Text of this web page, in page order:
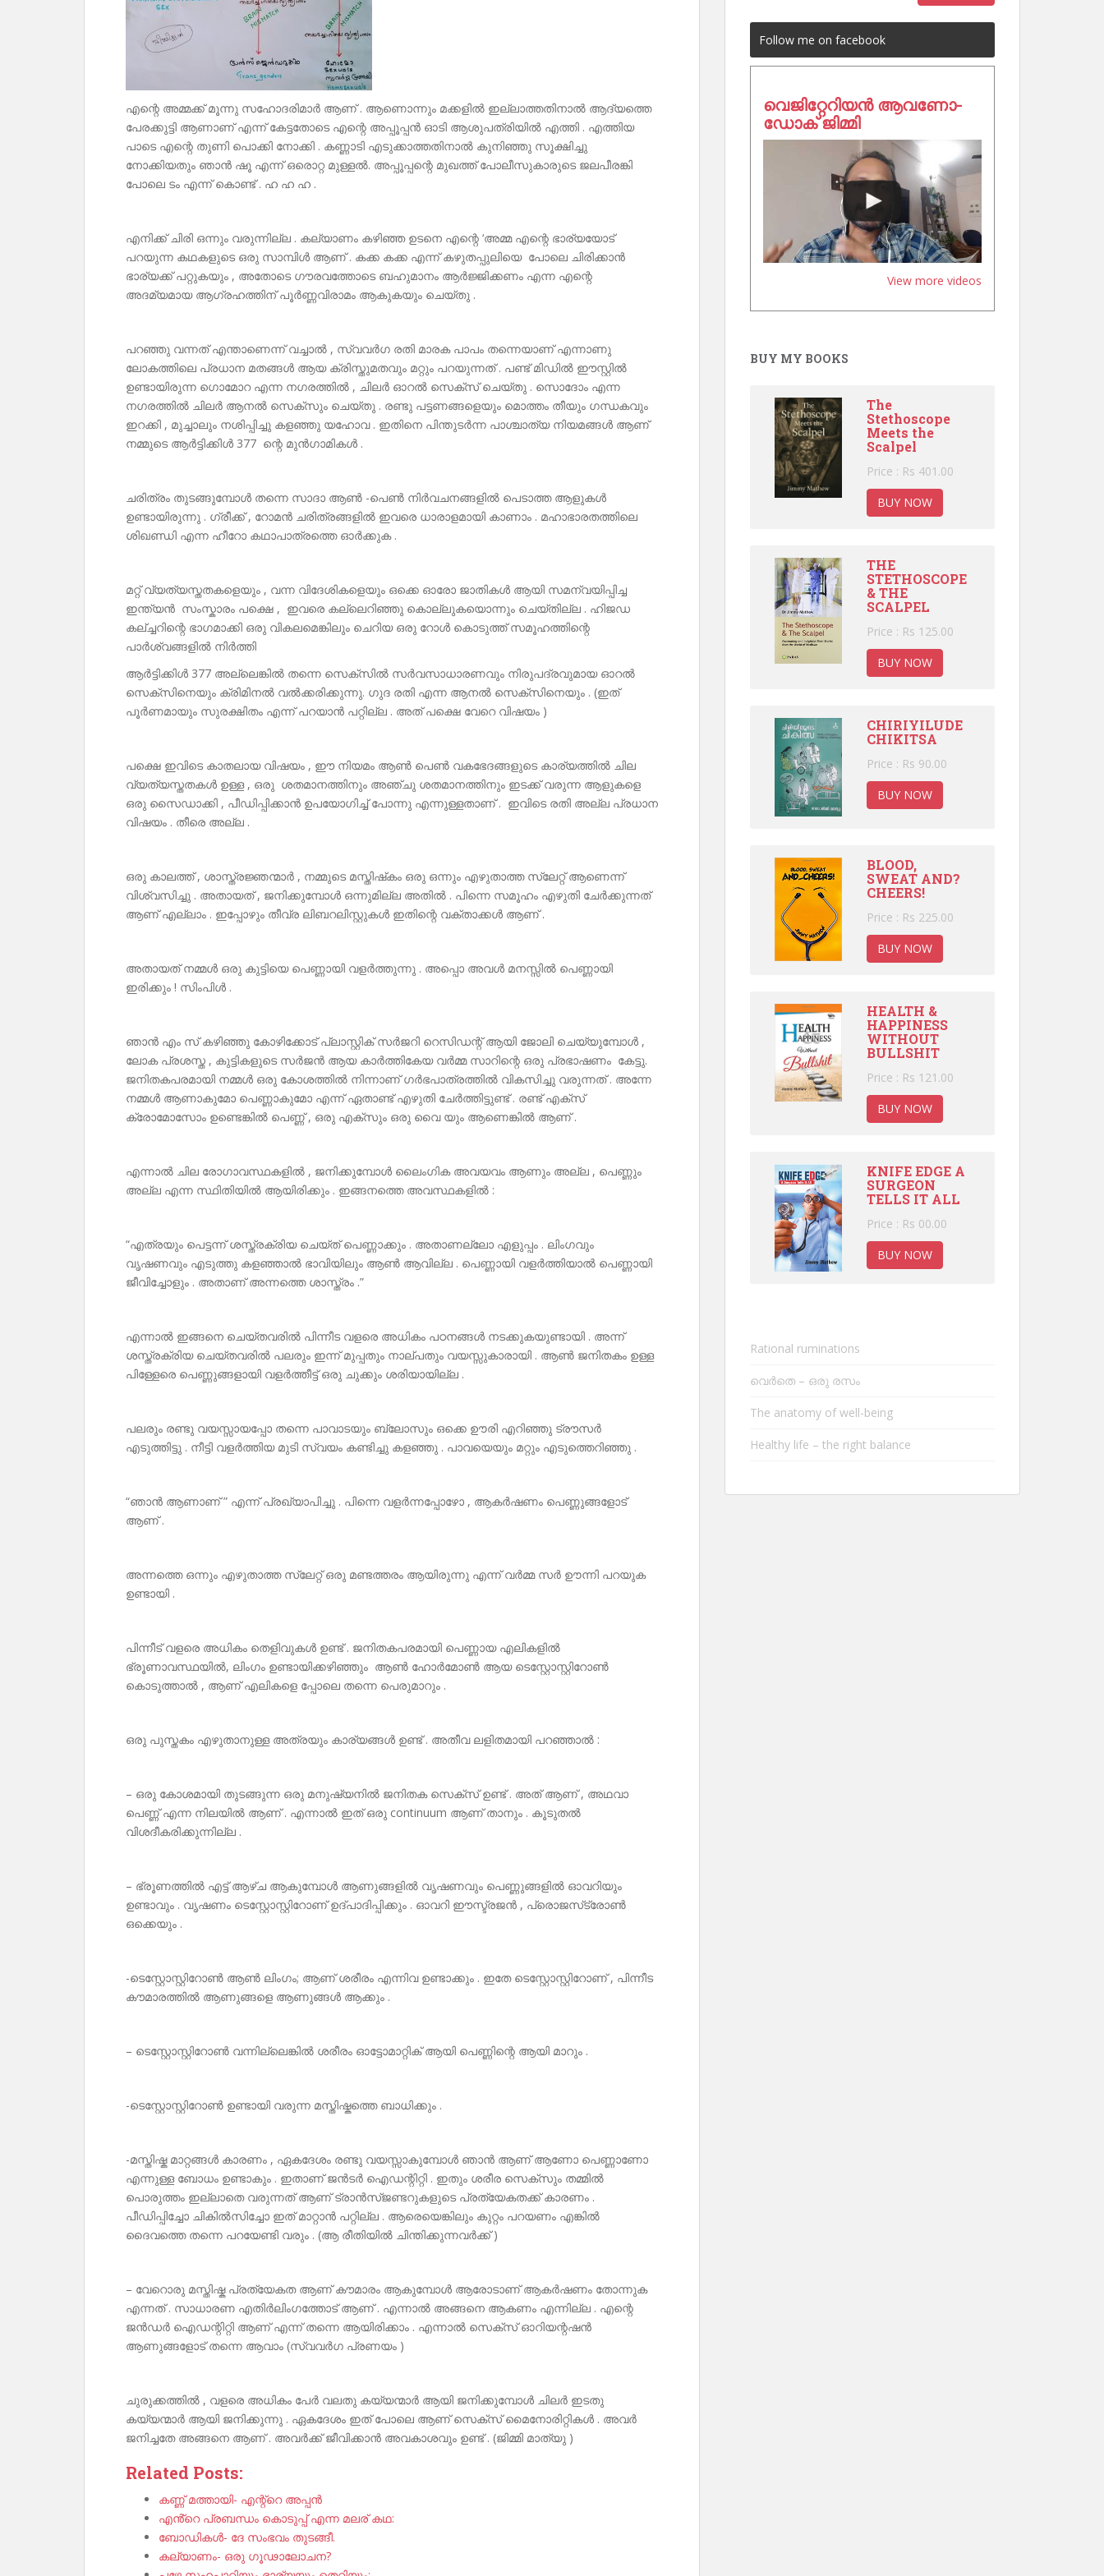
എന്റെ അമ്മക്ക് മൂന്നു സഹോദരിമാർ ആണ് . ആണൊന്നും മക്കളിൽ ഇല്ലാത്തതിനാൽ ആദ്യത്തെ
പേരക്കുട്ടി ആണാണ് എന്ന് കേട്ടതോടെ എന്റെ അപ്പൂപ്പൻ ഓടി ആശുപത്രിയിൽ എത്തി . എത്തിയ
പാടെ എന്റെ തുണി പൊക്കി നോക്കി . കണ്ണാടി എടുക്കാത്തതിനാൽ കുനിഞ്ഞു സൂക്ഷിച്ചു
നോക്കിയതും ഞാൻ ഷൂ എന്ന് ഒരൊറ്റ മുള്ളൽ. അപ്പൂപ്പന്റെ മുഖത്ത് പോലീസുകാരുടെ ജലപീരങ്കി
പോലെ ടം എന്ന് കൊണ്ട് . ഹ ഹ ഹ .
എനിക്ക് ചിരി ഒന്നും വരുന്നില്ല . കല്യാണം കഴിഞ്ഞ ഉടനെ എന്റെ ‘അമ്മ എന്റെ ഭാര്യയോട്
പറയുന്ന കഥകളുടെ ഒരു സാമ്പിൾ ആണ് . കക്ക കക്ക എന്ന് കഴുതപ്പുലിയെ പോലെ ചിരിക്കാൻ
ഭാര്യക്ക് പറ്റുകയും , അതോടെ ഗൗരവത്തോടെ ബഹുമാനം ആർജ്ജിക്കണം എന്ന എന്റെ
അദമ്യമായ ആഗ്രഹത്തിന് പൂർണ്ണവിരാമം ആകുകയും ചെയ്തു .
പറഞ്ഞു വന്നത് എന്താണെന്ന് വച്ചാൽ , സ്വവർഗ രതി മാരക പാപം തന്നെയാണ് എന്നാണു
ലോകത്തിലെ പ്രധാന മതങ്ങൾ ആയ ക്രിസ്തുമതവും മറ്റും പറയുന്നത് . പണ്ട് മിഡിൽ ഈസ്റ്റിൽ
ഉണ്ടായിരുന്ന ഗൊമോറ എന്ന നഗരത്തിൽ , ചിലർ ഓറൽ സെക്സ് ചെയ്തു . സൊദോം എന്ന
നഗരത്തിൽ ചിലർ ആനൽ സെക്‌സും ചെയ്തു . രണ്ടു പട്ടണങ്ങളെയും മൊത്തം തീയും ഗന്ധകവും
ഇറക്കി , മുച്ചാലും നശിപ്പിച്ചു കളഞ്ഞു യഹോവ . ഇതിനെ പിന്തുടർന്ന പാശ്ചാത്യ നിയമങ്ങൾ ആണ്
നമ്മുടെ ആർട്ടിക്കിൾ 377 ന്റെ മുൻഗാമികൾ .
ചരിത്രം തുടങ്ങുമ്പോൾ തന്നെ സാദാ ആൺ -പെൺ നിർവചനങ്ങളിൽ പെടാത്ത ആളുകൾ
ഉണ്ടായിരുന്നു . ഗ്രീക്ക് , റോമൻ ചരിത്രങ്ങളിൽ ഇവരെ ധാരാളമായി കാണാം . മഹാഭാരതത്തിലെ
ശിഖണ്ഡി എന്ന ഹീറോ കഥാപാത്രത്തെ ഓർക്കുക .
മറ്റ് വ്യത്യസ്തതകളെയും , വന്ന വിദേശികളെയും ഒക്കെ ഓരോ ജാതികൾ ആയി സമന്വയിപ്പിച്ച
ഇന്ത്യൻ സംസ്കാരം പക്ഷെ , ഇവരെ കല്ലെറിഞ്ഞു കൊല്ലുകയൊന്നും ചെയ്തില്ല . ഹിജഡ
കല്ച്ചറിന്റെ ഭാഗമാക്കി ഒരു വികലമെങ്കിലും ചെറിയ ഒരു റോൾ കൊടുത്ത് സമൂഹത്തിന്റെ
പാർശ്വങ്ങളിൽ നിർത്തി
ആർട്ടിക്കിൾ 377 അല്ലെങ്കിൽ തന്നെ സെക്സിൽ സർവസാധാരണവും നിരുപദ്രവുമായ ഓറൽ
സെക്സിനെയും ക്രിമിനൽ വൽക്കരിക്കുന്നു. ഗുദ രതി എന്ന ആനൽ സെക്സിനെയും . (ഇത്
പൂർണമായും സുരക്ഷിതം എന്ന് പറയാൻ പറ്റില്ല . അത് പക്ഷെ വേറെ വിഷയം )
പക്ഷെ ഇവിടെ കാതലായ വിഷയം , ഈ നിയമം ആൺ പെൺ വകഭേദങ്ങളുടെ കാര്യത്തിൽ ചില
വ്യത്യസ്തതകൾ ഉള്ള , ഒരു ശതമാനത്തിനും അഞ്ചു ശതമാനത്തിനും ഇടക്ക് വരുന്ന ആളുകളെ
ഒരു സൈഡാക്കി , പീഡിപ്പിക്കാൻ ഉപയോഗിച്ച് പോന്നു എന്നുള്ളതാണ് . ഇവിടെ രതി അല്ല പ്രധാന
വിഷയം . തീരെ അല്ല .
ഒരു കാലത്ത് , ശാസ്ത്രജ്ഞന്മാർ , നമ്മുടെ മസ്തിഷ്‌കം ഒരു ഒന്നും എഴുതാത്ത സ്ലേറ്റ് ആണെന്ന്
വിശ്വസിച്ചു . അതായത് , ജനിക്കുമ്പോൾ ഒന്നുമില്ല അതിൽ . പിന്നെ സമൂഹം എഴുതി ചേർക്കുന്നത്
ആണ് എല്ലാം . ഇപ്പോഴും തീവ്ര ലിബറലിസ്റ്റുകൾ ഇതിന്റെ വക്താക്കൾ ആണ് .
അതായത് നമ്മൾ ഒരു കുട്ടിയെ പെണ്ണായി വളർത്തുന്നു . അപ്പൊ അവൾ മനസ്സിൽ പെണ്ണായി
ഇരിക്കും ! സിംപിൾ .
ഞാൻ എം സ് കഴിഞ്ഞു കോഴിക്കോട് പ്ലാസ്റ്റിക് സർജറി റെസിഡന്റ് ആയി ജോലി ചെയ്യുമ്പോൾ ,
ലോക പ്രശസ്ത , കുട്ടികളുടെ സർജൻ ആയ കാർത്തികേയ വർമ്മ സാറിന്റെ ഒരു പ്രഭാഷണം കേട്ടു.
ജനിതകപരമായി നമ്മൾ ഒരു കോശത്തിൽ നിന്നാണ് ഗർഭപാത്രത്തിൽ വികസിച്ചു വരുന്നത് . അന്നേ
നമ്മൾ ആണാകുമോ പെണ്ണാകുമോ എന്ന് ഏതാണ്ട് എഴുതി ചേർത്തിട്ടുണ്ട് . രണ്ട് എക്സ്
ക്രോമോസോം ഉണ്ടെങ്കിൽ പെണ്ണ് , ഒരു എക്‌സും ഒരു വൈ യും ആണെങ്കിൽ ആണ് .
എന്നാൽ ചില രോഗാവസ്ഥകളിൽ , ജനിക്കുമ്പോൾ ലൈംഗിക അവയവം ആണും അല്ല , പെണ്ണും
അല്ല എന്ന സ്ഥിതിയിൽ ആയിരിക്കും . ഇങ്ങനത്തെ അവസ്ഥകളിൽ :
“എത്രയും പെട്ടന്ന് ശസ്ത്രക്രിയ ചെയ്ത് പെണ്ണാക്കും . അതാണല്ലോ എളുപ്പം . ലിംഗവും
വൃഷണവും എടുത്തു കളഞ്ഞാൽ ഭാവിയിലും ആൺ ആവില്ല . പെണ്ണായി വളർത്തിയാൽ പെണ്ണായി
ജീവിച്ചോളും . അതാണ് അന്നത്തെ ശാസ്ത്രം .”
എന്നാൽ ഇങ്ങനെ ചെയ്തവരിൽ പിന്നീട വളരെ അധികം പഠനങ്ങൾ നടക്കുകയുണ്ടായി . അന്ന്
ശസ്ത്രക്രിയ ചെയ്തവരിൽ പലരും ഇന്ന് മുപ്പതും നാല്പതും വയസ്സുകാരായി . ആൺ ജനിതകം ഉള്ള
പിള്ളേരെ പെണ്ണുങ്ങളായി വളർത്തീട്ട് ഒരു ചുക്കും ശരിയായില്ല .
പലരും രണ്ടു വയസ്സായപ്പോ തന്നെ പാവാടയും ബ്ലോസും ഒക്കെ ഊരി എറിഞ്ഞു ട്രൗസർ
എടുത്തിട്ടു . നീട്ടി വളർത്തിയ മുടി സ്വയം കണ്ടിച്ചു കളഞ്ഞു . പാവയെയും മറ്റും എടുത്തെറിഞ്ഞു .
“ഞാൻ ആണാണ് ” എന്ന് പ്രഖ്യാപിച്ചു . പിന്നെ വളർന്നപ്പോഴോ , ആകർഷണം പെണ്ണുങ്ങളോട്
ആണ് .
അന്നത്തെ ഒന്നും എഴുതാത്ത സ്ലേറ്റ് ഒരു മണ്ടത്തരം ആയിരുന്നു എന്ന് വർമ്മ സർ ഊന്നി പറയുക
ഉണ്ടായി .
പിന്നീട് വളരെ അധികം തെളിവുകൾ ഉണ്ട് . ജനിതകപരമായി പെണ്ണായ എലികളിൽ
ഭ്രൂണാവസ്ഥയിൽ, ലിംഗം ഉണ്ടായിക്കഴിഞ്ഞും ആൺ ഹോർമോൺ ആയ ടെസ്റ്റോസ്റ്റിറോൺ
കൊടുത്താൽ , ആണ് എലികളെ പ്പോലെ തന്നെ പെരുമാറും .
ഒരു പുസ്തകം എഴുതാനുള്ള അത്രയും കാര്യങ്ങൾ ഉണ്ട് . അതീവ ലളിതമായി പറഞ്ഞാൽ :
– ഒരു കോശമായി തുടങ്ങുന്ന ഒരു മനുഷ്യനിൽ ജനിതക സെക്സ് ഉണ്ട് . അത് ആണ് , അഥവാ
പെണ്ണ് എന്ന നിലയിൽ ആണ് . എന്നാൽ ഇത് ഒരു continuum ആണ് താനും . കൂടുതൽ
വിശദീകരിക്കുന്നില്ല .
– ഭ്രൂണത്തിൽ എട്ട് ആഴ്ച ആകുമ്പോൾ ആണുങ്ങളിൽ വൃഷണവും പെണ്ണുങ്ങളിൽ ഓവറിയും
ഉണ്ടാവും . വൃഷണം ടെസ്റ്റോസ്റ്റിറോണ് ഉദ്പാദിപ്പിക്കും . ഓവറി ഈസ്ട്രജൻ , പ്രൊജസ്‌ട്രോൺ
ഒക്കെയും .
-ടെസ്റ്റോസ്റ്റിറോൺ ആൺ ലിംഗം; ആണ് ശരീരം എന്നിവ ഉണ്ടാക്കും . ഇതേ ടെസ്റ്റോസ്റ്റിറോണ് , പിന്നീട
കൗമാരത്തിൽ ആണുങ്ങളെ ആണുങ്ങൾ ആക്കും .
– ടെസ്റ്റോസ്റ്റിറോൺ വന്നില്ലെങ്കിൽ ശരീരം ഓട്ടോമാറ്റിക് ആയി പെണ്ണിന്റെ ആയി മാറും .
-ടെസ്റ്റോസ്റ്റിറോൺ ഉണ്ടായി വരുന്ന മസ്തിഷ്കത്തെ ബാധിക്കും .
-മസ്തിഷ്ക മാറ്റങ്ങൾ കാരണം , ഏകദേശം രണ്ടു വയസ്സാകുമ്പോൾ ഞാൻ ആണ് ആണോ പെണ്ണാണോ
എന്നുള്ള ബോധം ഉണ്ടാകും . ഇതാണ് ജൻടർ ഐഡന്റിറ്റി . ഇതും ശരീര സെക്‌സും തമ്മിൽ
പൊരുത്തം ഇല്ലാതെ വരുന്നത് ആണ് ട്രാൻസ്‌ജണ്ടറുകളുടെ പ്രത്യേകതക്ക് കാരണം .
പീഡിപ്പിച്ചോ ചികിൽസിച്ചോ ഇത് മാറ്റാൻ പറ്റില്ല . ആരെയെങ്കിലും കുറ്റം പറയണം എങ്കിൽ
ദൈവത്തെ തന്നെ പറയേണ്ടി വരും . (ആ രീതിയിൽ ചിന്തിക്കുന്നവർക്ക് )
– വേറൊരു മസ്തിഷ്ക പ്രത്യേകത ആണ് കൗമാരം ആകുമ്പോൾ ആരോടാണ് ആകർഷണം തോന്നുക
എന്നത് . സാധാരണ എതിർലിംഗത്തോട് ആണ് . എന്നാൽ അങ്ങനെ ആകണം എന്നില്ല . എന്റെ
ജൻഡർ ഐഡന്റിറ്റി ആണ് എന്ന് തന്നെ ആയിരിക്കാം . എന്നാൽ സെക്സ് ഓറിയന്റഷൻ
ആണുങ്ങളോട് തന്നെ ആവാം (സ്വവർഗ പ്രണയം )
ചുരുക്കത്തിൽ , വളരെ അധികം പേർ വലതു കയ്യന്മാർ ആയി ജനിക്കുമ്പോൾ ചിലർ ഇടതു
കയ്യന്മാർ ആയി ജനിക്കുന്നു . ഏകദേശം ഇത് പോലെ ആണ് സെക്സ് മൈനോരിറ്റികൾ . അവർ
ജനിച്ചതേ അങ്ങനെ ആണ് . അവർക്ക് ജീവിക്കാൻ അവകാശവും ഉണ്ട് . (ജിമ്മി മാത്യു )
Related Posts:
കണ്ണ് മത്തായി- എന്റ്റെ അപ്പൻ
എൻ്റെ പ്രബന്ധം കൊടുപ്പ് എന്ന മലര് കഥ:
ബോഡികൾ- ദേ സംഭവം തുടങ്ങീ.
കല്യാണം- ഒരു ഗൂഢാലോചന?
Follow me on facebook
വെജിറ്റേറിയൻ ആവണോ-
ഡോക് ജിമ്മി
View more videos
BUY MY BOOKS
The
Stethoscope
Meets the
Scalpel
Price : Rs 401.00
BUY NOW
THE
STETHOSCOPE
& THE
SCALPEL
Price : Rs 125.00
BUY NOW
CHIRIYILUDE
CHIKITSA
Price : Rs 90.00
BUY NOW
BLOOD,
SWEAT AND?
CHEERS!
Price : Rs 225.00
BUY NOW
HEALTH &
HAPPINESS
WITHOUT
BULLSHIT
Price : Rs 121.00
BUY NOW
KNIFE EDGE A
SURGEON
TELLS IT ALL
Price : Rs 00.00
BUY NOW
Rational ruminations
വെർതെ – ഒരു രസം
The anatomy of well-being
Healthy life – the right balance